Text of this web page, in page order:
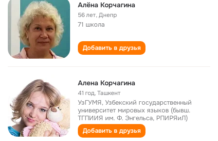
Алёна Корчагина
56 лет,Днепр
71 школа
Добавить в друзья
Алена Корчагина
41 год,Ташкент
УзГУМЯ, Узбекский государственный
университет мировых языков (бывш.
ТГПИИЯ им. Ф. Энгельса, РПИРЯиЛ)
Добавить в друзья